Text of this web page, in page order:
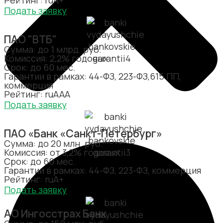
Подать заявку
ПАО "ВТБ"
Сумма: до 1 млрд. руб.
Комиссия: 2,2% годовых
Срок: до 60 мес.
Гарантии в рамках: 44-ФЗ, 223-ФЗ,615 ПП,
коммерция
Рейтинг: ruAAА
Подать заявку
ПАО «Банк «Санкт-Петербург»
Сумма: до 20 млн. руб.
Комиссия: от 3,2% годовых
Срок: до 60 мес.
Гарантии в рамках: 44-ФЗ, 223-ФЗ, коммерция
Рейтинг: ruA+
Подать заявку
АО Ингосстрах Банк